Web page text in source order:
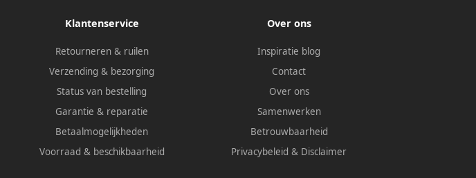
Klantenservice
Retourneren & ruilen
Verzending & bezorging
Status van bestelling
Garantie & reparatie
Betaalmogelijkheden
Voorraad & beschikbaarheid
Over ons
Inspiratie blog
Contact
Over ons
Samenwerken
Betrouwbaarheid
Privacybeleid & Disclaimer